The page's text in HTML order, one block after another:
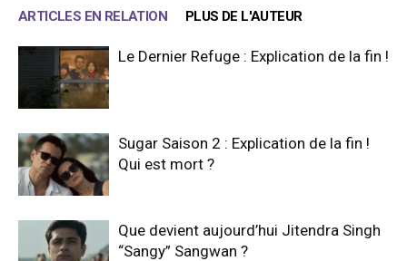
ARTICLES EN RELATION PLUS DE L'AUTEUR
Le Dernier Refuge : Explication de la fin !
Sugar Saison 2 : Explication de la fin !
Qui est mort ?
Que devient aujourd’hui Jitendra Singh
“Sangy” Sangwan ?